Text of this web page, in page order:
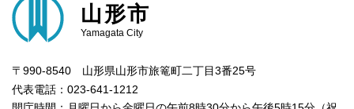
山形市
Yamagata City
〒990-8540 山形県山形市旅篭町二丁目3番25号
代表電話：023-641-1212